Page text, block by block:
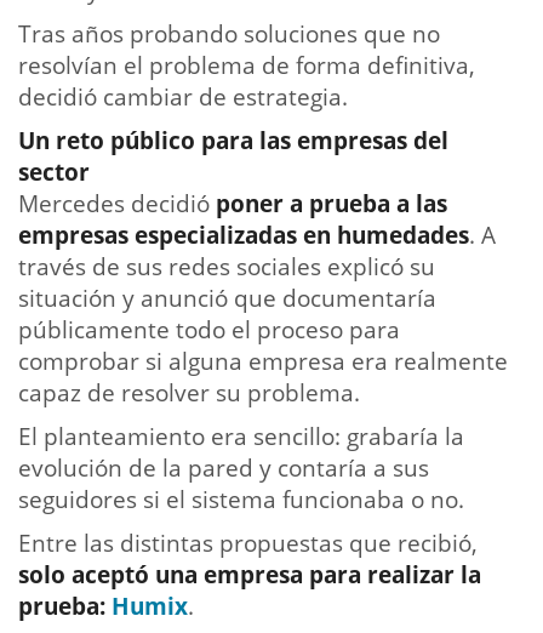
Tras años probando soluciones que no
resolvían el problema de forma definitiva,
decidió cambiar de estrategia.
Un reto público para las empresas del
sector
Mercedes decidió poner a prueba a las
empresas especializadas en humedades. A
través de sus redes sociales explicó su
situación y anunció que documentaría
públicamente todo el proceso para
comprobar si alguna empresa era realmente
capaz de resolver su problema.
El planteamiento era sencillo: grabaría la
evolución de la pared y contaría a sus
seguidores si el sistema funcionaba o no.
Entre las distintas propuestas que recibió,
solo aceptó una empresa para realizar la
prueba: Humix.